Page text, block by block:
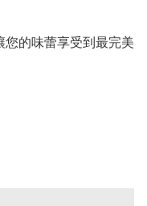
您的味蕾享受到最完美